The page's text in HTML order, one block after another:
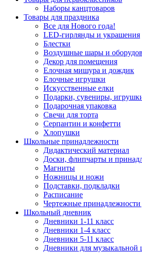
Наборы канцтоваров
Товары для праздника
Все для Нового года!
LED-гирлянды и украшения
Блестки
Воздушные шары и
Декор для помещения
Елочная мишура и дождик
Елочные игрушки
Искусственные елки
Подарки, сувениры,
Подарочная упаковка
Свечи для торта
Серпантин и конфетти
Хлопушки
Школьные принадлежности
Дидактический материал
Доски, флипчарты и
Магниты
Ножницы и ножи
Подставки, подкладки
Расписание
Чертежные принадлежности
Школьный дневник
Дневники 1-11 класс
Дневники 1-4 класс
Дневники 5-11 класс
Дневники для музыкальной